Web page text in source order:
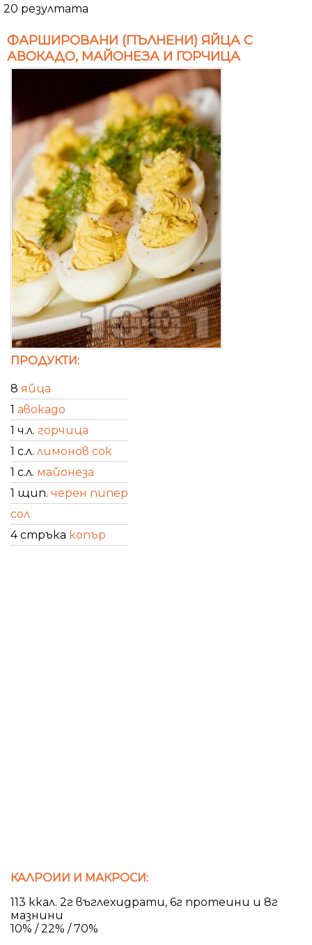
20 резултата
ФАРШИРОВАНИ (ПЪЛНЕНИ) ЯЙЦА С
АВОКАДО, МАЙОНЕЗА И ГОРЧИЦА
ПРОДУКТИ:
8 яйца
1 авокадо
1 ч.л. горчица
1 с.л. лимонов сок
1 с.л. майонеза
1 щип. черен пипер
сол
4 стръка копър
КАЛРОИИ И МАКРОСИ:
113 ккал. 2г въглехидрати, 6г протеини и 8г
мазнини
10% / 22% / 70%